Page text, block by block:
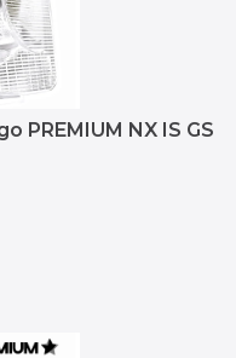
PREMIUM NX IS GS